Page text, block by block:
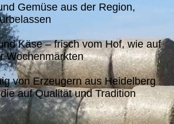
Gemüse aus der Region,
Käse – frisch vom Hof, wie auf
Wochenmärkten
von Erzeugern aus Heidelberg
auf Qualität und Tradition